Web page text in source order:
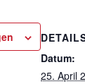
Datum:
25. April